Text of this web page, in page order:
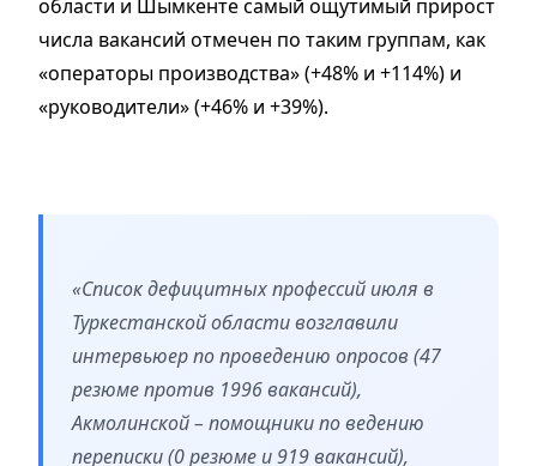
области и Шымкенте самый ощутимый прирост
числа вакансий отмечен по таким группам, как
«операторы производства» (+48% и +114%) и
«руководители» (+46% и +39%).
«Список дефицитных профессий июля в
Туркестанской области возглавили
интервьюер по проведению опросов (47
резюме против 1996 вакансий),
Акмолинской – помощники по ведению
переписки (0 резюме и 919 вакансий),